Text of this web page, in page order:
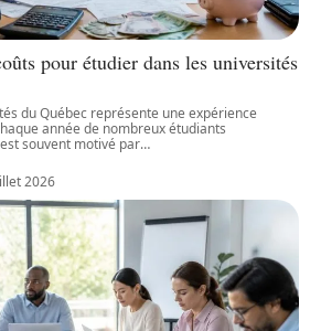
pour étudier dans les universités
du Québec représente une expérience
année de nombreux étudiants
souvent motivé par…
2026